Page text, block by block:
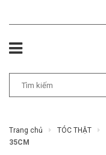
Trang chủ TÓC THẬT
35CM